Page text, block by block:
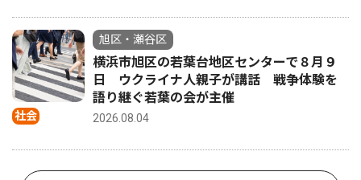
社会
旭区・瀬谷区
横浜市旭区の若葉台地区センターで８月９
日 ウクライナ人親子が講話 戦争体験を
語り継ぐ若葉の会が主催
2026.08.04